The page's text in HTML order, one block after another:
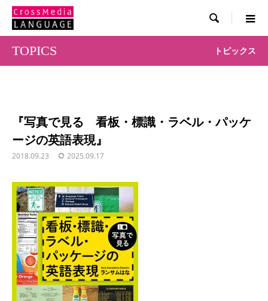

TOPICS トピックス
『写真で見る 看板・標識・ラベル・パッケ
ージの英語表現』
2018.09.23 2025.09.17